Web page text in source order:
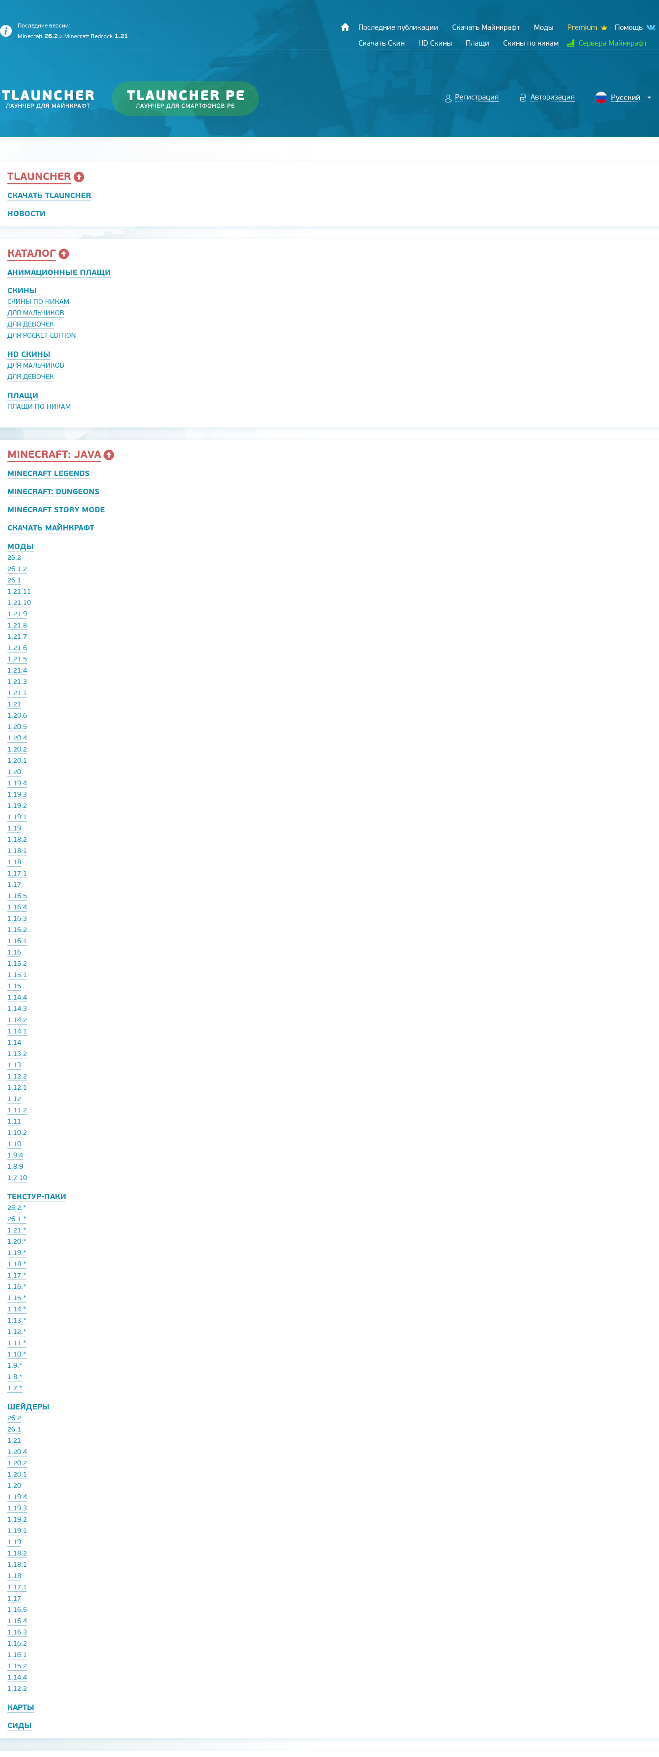
Последние версии:
Minecraft 26.2 и Minecraft Bedrock 1.21
Последние публикации Скачать Майнкрафт Моды Premium
Помощь
Скачать Скин
HD Скины Плащи Скины по никам Сервера Майнкрафт
Регистрация Авторизация
TLAUNCHER
СКАЧАТЬ TLAUNCHER
НОВОСТИ
КАТАЛОГ
АНИМАЦИОННЫЕ ПЛАЩИ
СКИНЫ
СКИНЫ ПО НИКАМ
ДЛЯ МАЛЬЧИКОВ
ДЛЯ ДЕВОЧЕК
ДЛЯ POCKET EDITION
HD СКИНЫ
ДЛЯ МАЛЬЧИКОВ
ДЛЯ ДЕВОЧЕК
ПЛАЩИ
ПЛАЩИ ПО НИКАМ
MINECRAFT: JAVA
MINECRAFT LEGENDS
MINECRAFT: DUNGEONS
MINECRAFT STORY MODE
СКАЧАТЬ МАЙНКРАФТ
МОДЫ
26.2
26.1.2
26.1
1.21.11
1.21.10
1.21.9
1.21.8
1.21.7
1.21.6
1.21.5
1.21.4
1.21.3
1.21.1
1.21
1.20.6
1.20.5
1.20.4
1.20.2
1.20.1
1.20
1.19.4
1.19.3
1.19.2
1.19.1
1.19
1.18.2
1.18.1
1.18
1.17.1
1.17
1.16.5
1.16.4
1.16.3
1.16.2
1.16.1
1.16
1.15.2
1.15.1
1.15
1.14.4
1.14.3
1.14.2
1.14.1
1.14
1.13.2
1.13
1.12.2
1.12.1
1.12
1.11.2
1.11
1.10.2
1.10
1.9.4
1.8.9
1.7.10
ТЕКСТУР-ПАКИ
26.2.*
26.1.*
1.21.*
1.20.*
1.19.*
1.18.*
1.17.*
1.16.*
1.15.*
1.14.*
1.13.*
1.12.*
1.11.*
1.10.*
1.9.*
1.8.*
1.7.*
ШЕЙДЕРЫ
26.2
26.1
1.21
1.20.4
1.20.2
1.20.1
1.20
1.19.4
1.19.3
1.19.2
1.19.1
1.19
1.18.2
1.18.1
1.18
1.17.1
1.17
1.16.5
1.16.4
1.16.3
1.16.2
1.16.1
1.15.2
1.14.4
1.12.2
КАРТЫ
СИДЫ